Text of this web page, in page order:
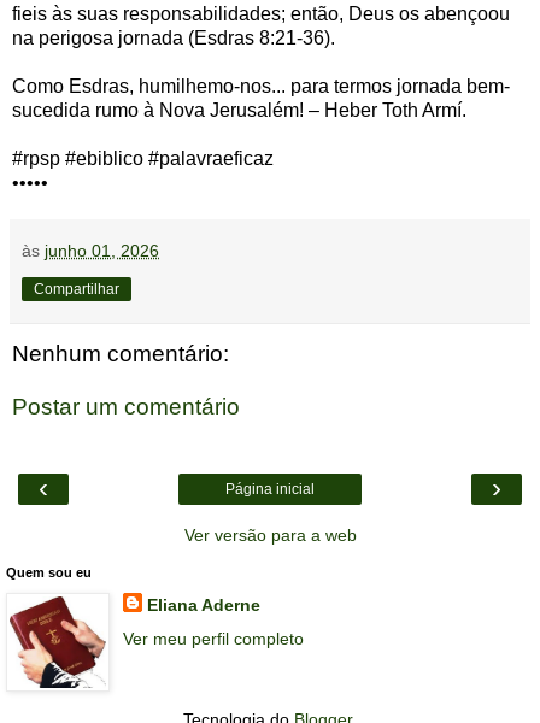
fieis às suas responsabilidades; então, Deus os abençoou
na perigosa jornada (Esdras 8:21-36).
Como Esdras, humilhemo-nos... para termos jornada bem-
sucedida rumo à Nova Jerusalém! – Heber Toth Armí.
#rpsp #ebiblico #palavraeficaz
•••••
às junho 01, 2026
Compartilhar
Nenhum comentário:
Postar um comentário
‹ ›
Página inicial
Ver versão para a web
Quem sou eu
Eliana Aderne
Ver meu perfil completo
Tecnologia do Blogger.